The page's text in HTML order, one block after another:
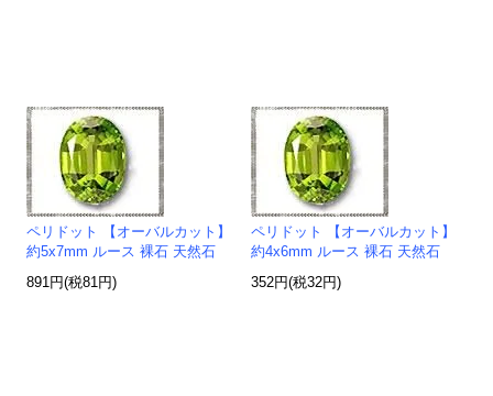
ペリドット 【オーバルカット】
約5x7mm ルース 裸石 天然石
891円(税81円)
ペリドット 【オーバルカット】
約4x6mm ルース 裸石 天然石
352円(税32円)